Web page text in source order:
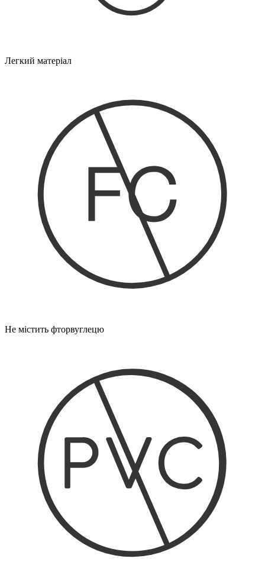
Легкий матеріал
Не містить фторвуглецю